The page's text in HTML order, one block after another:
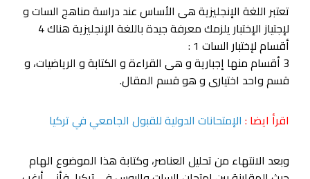
تعتبر اللغة الإنجليزية هى الأساس عند دراسة مناهج السات و
لإجتياز الإختبار يلزمك معرفة جيدة باللغة الإنجليزية هناك 4
أقسام لإختبار السات 1 :
3 أقسام منها إجبارية و هى القراءة و الكتابة و الرياضيات، و
قسم واحد اختيارى و هو قسم المقال.
اقرأ ايضا : الإمتحانات الدولية للقبول الجامعي في تركيا
وبعد الانتهاء من تحليل العناصر، وكتابة هذا الموضوع الهام